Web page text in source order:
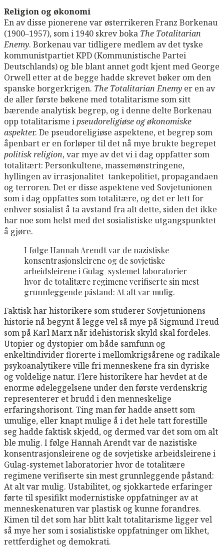
Religion og økonomi
En av disse pionerene var østerrikeren Franz Borkenau
(1900–1957), som i 1940 skrev boka The Totalitarian
Enemy. Borkenau var tidligere medlem av det tyske
kommunistpartiet KPD (Kommunistische Partei
Deutschlands) og ble blant annet godt kjent med George
Orwell etter at de begge hadde skrevet bøker om den
spanske borgerkrigen. The Totalitarian Enemy er en av
de aller første bøkene med totalitarisme som sitt
bærende analytisk begrep, og i denne delte Borkenau
opp totalitarisme ipseudoreligiøseog økonomiske
aspekter. De pseudoreligiøse aspektene, et begrep som
åpenbart er en forløper til det nå mye brukte begrepet
politisk religion, var mye av det vi i dag oppfatter som
totalitært: Personkultene, massemønstringene,
hyllingen av irrasjonalitet tankepolitiet, propagandaen
og terroren. Det er disse aspektene ved Sovjetunionen
som i dag oppfattes som totalitære, og det er lett for
enhver sosialist å ta avstand fra alt dette, siden det ikke
har noe som helst med det sosialistiske utgangspunktet
å gjøre.
I følge Hannah Arendt var de nazistiske
konsentrasjonsleirene og de sovjetiske
arbeidsleirene i Gulag-systemet laboratorier
hvor de totalitære regimene verifiserte sin mest
grunnleggende påstand: At alt var mulig.
Faktisk har historikere som studerer Sovjetunionens
historie nå begynt å legge vel så mye på Sigmund Freud
som på Karl Marx når idehistorisk skyld skal fordeles.
Utopier og dystopier om både samfunn og
enkeltindivider florerte i mellomkrigsårene og radikale
psykoanalytikere ville fri menneskene fra sin dyriske
og voldelige natur. Flere historikere har hevdet at de
enorme ødeleggelsene under den første verdenskrig
representerer et brudd i den menneskelige
erfaringshorisont. Ting man før hadde ansett som
umulige, eller knapt mulige å i det hele tatt forestille
seg hadde faktisk skjedd, og dermed var det som om alt
ble mulig. I følge Hannah Arendt var de nazistiske
konsentrasjonsleirene og de sovjetiske arbeidsleirene i
Gulag-systemet laboratorier hvor de totalitære
regimene verifiserte sin mest grunnleggende påstand:
At alt var mulig. Ustabilitet, og sjokkartede erfaringer
førte til spesifikt modernistiske oppfatninger av at
menneskenaturen var plastisk og kunne forandres.
Kimen til det som har blitt kalt totalitarisme ligger vel
så mye her som i sosialistiske oppfatninger om likhet,
rettferdighet og demokrati.